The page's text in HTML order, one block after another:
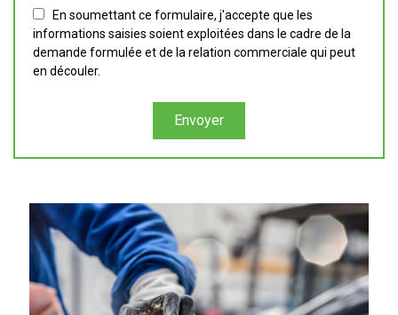
En soumettant ce formulaire, j'accepte que les
informations saisies soient exploitées dans le cadre de la
demande formulée et de la relation commerciale qui peut
en découler.